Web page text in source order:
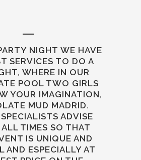
NIGHT WE HAVE
SERVICES TO DO A
WHERE IN OUR
POOL TWO GIRLS
YOUR IMAGINATION,
MUD MADRID.
ADVISE
TIMES SO THAT
IS UNIQUE AND
AND ESPECIALLY AT